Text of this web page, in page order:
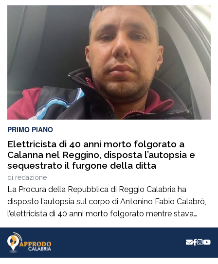
condotta il7 agosto nel quartiere Ciambra di Gioia Tauro,
nell’ambito di un servizio straordinario ad “Alto Impatto”
disposto per rafforzare la presenza delle istituzioni e
contrastare ogni forma di illegalità. Un’azione massiccia
e coordinata che ha visto […]
PRIMO PIANO
Elettricista di 40 anni morto folgorato a
Calanna nel Reggino, disposta l’autopsia e
sequestrato il furgone della ditta
di redazione
La Procura della Repubblica di Reggio Calabria ha
disposto l’autopsia sul corpo di Antonino Fabio Calabrò,
l’elettricista di 40 anni morto folgorato mentre stava
lavorando al montaggio delle luminarie nel comune
di Calanna. Le indagini, coordinate dalla Procura guidata
da Giuseppe Borrelli, sono affidate ai carabinieri, che